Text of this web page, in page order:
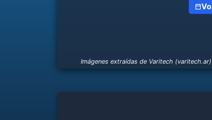
Imágenes extraídas de Varitech